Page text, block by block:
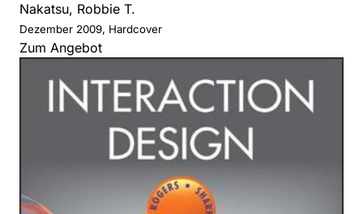
Nakatsu, Robbie T.
Dezember 2009, Hardcover
Zum Angebot